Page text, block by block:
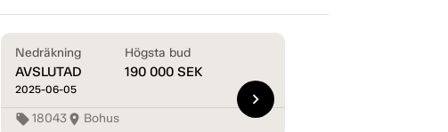
Nedräkning
AVSLUTAD
2025-06-05
Högsta bud
190 000 SEK
local_offer18043room Bohus
chevron_right